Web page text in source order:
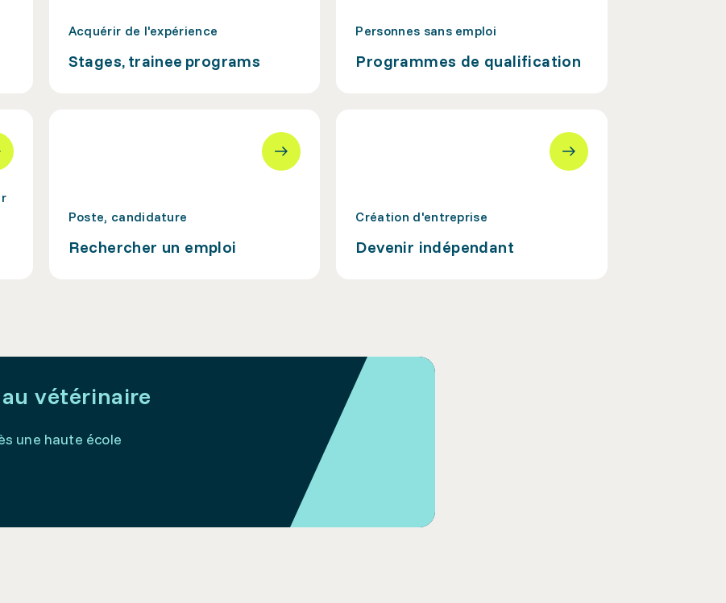
Acquérir de l'expérience
Stages, trainee programs
Personnes sans emploi
Programmes de qualification
Poste, candidature
Rechercher un emploi
Création d'entreprise
Devenir indépendant
au vétérinaire
une haute école